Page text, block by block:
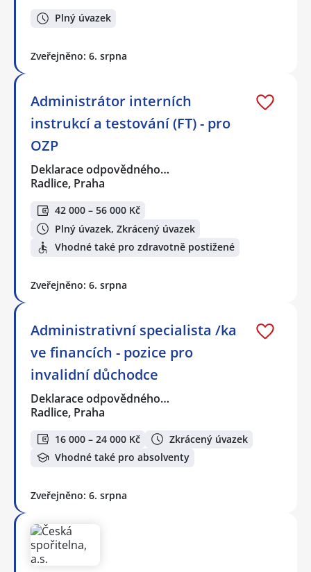
Plný úvazek
Zveřejněno: 6. srpna
Administrátor interních
instrukcí a testování (FT) - pro
OZP
Deklarace odpovědného…
Radlice, Praha
42 000 – 56 000 Kč
Plný úvazek, Zkrácený úvazek
Vhodné také pro zdravotně postižené
Zveřejněno: 6. srpna
Administrativní specialista /ka
ve financích - pozice pro
invalidní důchodce
Deklarace odpovědného…
Radlice, Praha
16 000 – 24 000 Kč
Zkrácený úvazek
Vhodné také pro absolventy
Zveřejněno: 6. srpna